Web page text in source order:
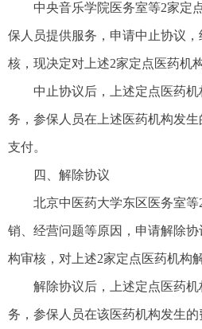
中央音乐学院医务室等2家定
保人员提供服务，申请中止协议
核，现决定对上述2家定点医药机
中止协议后，上述定点医药
务，参保人员在上述医药机构发
支付。
四、解除协议
北京中医药大学东区医务室
销、经营问题等原因，申请解除
构审核，对上述2家定点医药机构
解除协议后，上述定点医药
务，参保人员在该医药机构发生